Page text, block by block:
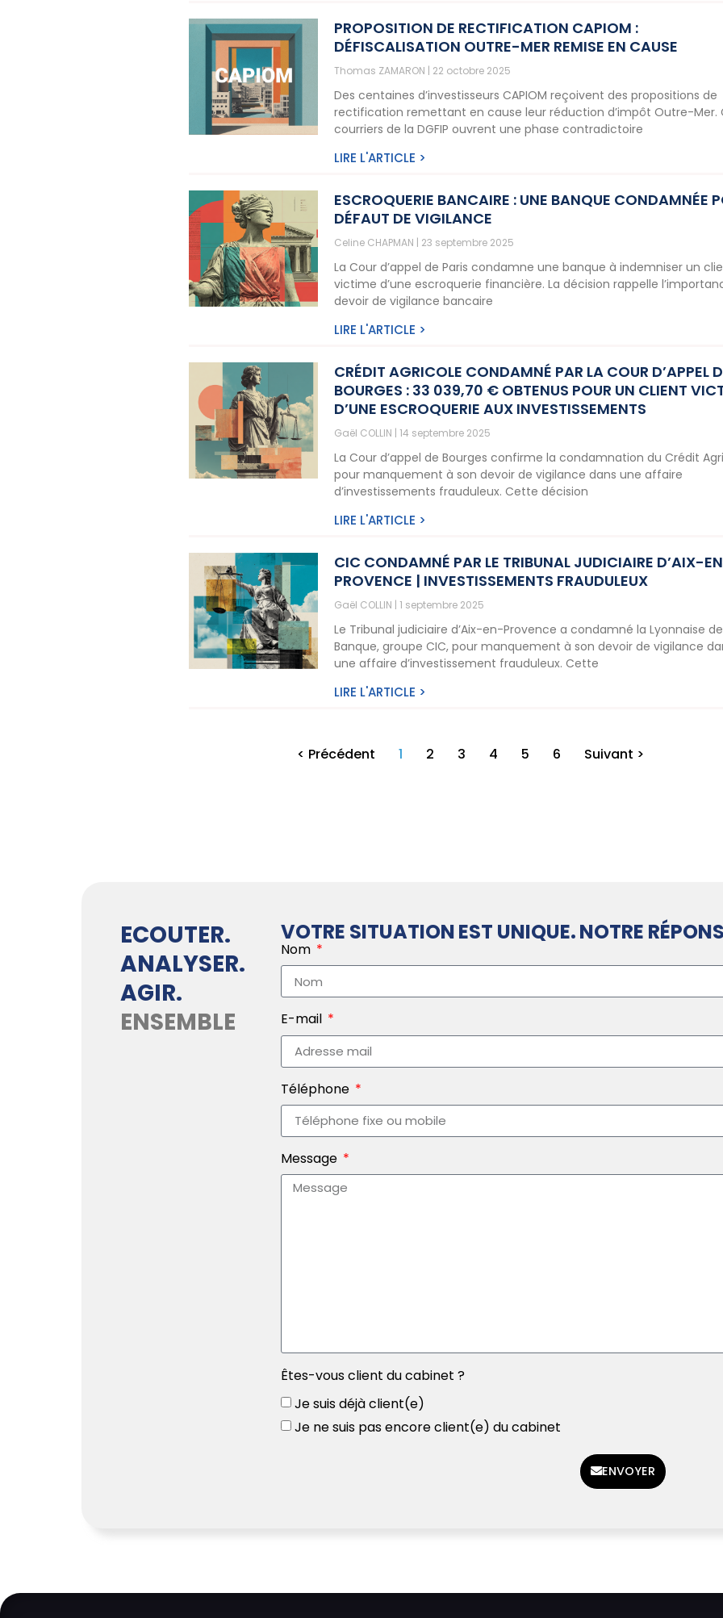
PROPOSITION DE RECTIFICATION CAPIOM :
DÉFISCALISATION OUTRE-MER REMISE EN CAUSE
Thomas ZAMARON 22 octobre 2025
Des centaines d’investisseurs CAPIOM reçoivent des propositions de
rectification remettant en cause leur réduction d’impôt Outre-Mer.
courriers de la DGFIP ouvrent une phase contradictoire
LIRE L'ARTICLE >
ESCROQUERIE BANCAIRE : UNE BANQUE CONDAMNÉE
DÉFAUT DE VIGILANCE
Celine CHAPMAN 23 septembre 2025
La Cour d’appel de Paris condamne une banque à indemniser un
victime d’une escroquerie financière. La décision rappelle
devoir de vigilance bancaire
LIRE L'ARTICLE >
CRÉDIT AGRICOLE CONDAMNÉ PAR LA COUR D’APPEL
BOURGES : 33 039,70 € OBTENUS POUR UN CLIENT
D’UNE ESCROQUERIE AUX INVESTISSEMENTS
Gaël COLLIN 14 septembre 2025
La Cour d’appel de Bourges confirme la condamnation du Crédit
pour manquement à son devoir de vigilance dans une affaire
d’investissements frauduleux. Cette décision
LIRE L'ARTICLE >
CIC CONDAMNÉ PAR LE TRIBUNAL JUDICIAIRE D’AIX-
PROVENCE | INVESTISSEMENTS FRAUDULEUX
Gaël COLLIN 1 septembre 2025
Le Tribunal judiciaire d’Aix-en-Provence a condamné la Lyonnaise de
Banque, groupe CIC, pour manquement à son devoir de vigilance
une affaire d’investissement frauduleux. Cette
LIRE L'ARTICLE >
< Précédent 1 2 3 4 5 6 Suivant >
ECOUTER.
ANALYSER.
AGIR.
ENSEMBLE
VOTRE SITUATION EST UNIQUE. NOTRE
Nom
E-mail
Téléphone
Message
Êtes-vous client du cabinet ?
Je suis déjà client(e)
Je ne suis pas encore client(e) du cabinet
ENVOYER